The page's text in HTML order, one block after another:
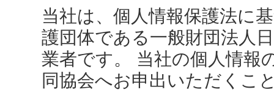
当社は、個人情報保護法に
護団体である一般財団法人
業者です。 当社の個人情報
同協会へお申出いただくこ